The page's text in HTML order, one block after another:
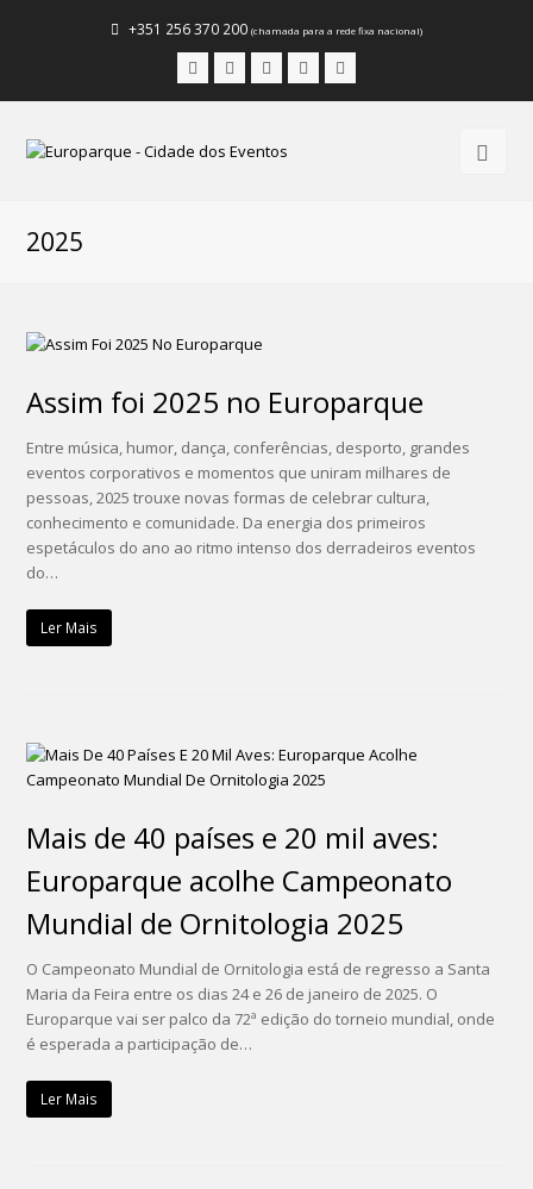
+351 256 370 200 (chamada para a rede fixa nacional)
FacebookInstagram
LinkedInYoutube
2025
Assim foi 2025 no Europarque
Entre música, humor, dança, conferências, desporto, grandes
eventos corporativos e momentos que uniram milhares de
pessoas, 2025 trouxe novas formas de celebrar cultura,
conhecimento e comunidade. Da energia dos primeiros
espetáculos do ano ao ritmo intenso dos derradeiros eventos
do…
Ler Mais
Mais de 40 países e 20 mil aves:
Europarque acolhe Campeonato
Mundial de Ornitologia 2025
O Campeonato Mundial de Ornitologia está de regresso a Santa
Maria da Feira entre os dias 24 e 26 de janeiro de 2025. O
Europarque vai ser palco da 72ª edição do torneio mundial, onde
é esperada a participação de…
Ler Mais